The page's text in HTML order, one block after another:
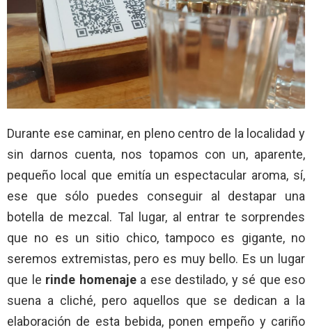
Durante ese caminar, en pleno centro de la localidad y
sin darnos cuenta, nos topamos con un, aparente,
pequeño local que emitía un espectacular aroma, sí,
ese que sólo puedes conseguir al destapar una
botella de mezcal. Tal lugar, al entrar te sorprendes
que no es un sitio chico, tampoco es gigante, no
seremos extremistas, pero es muy bello. Es un lugar
que le rinde homenajea ese destilado, y sé que eso
suena a cliché, pero aquellos que se dedican a la
elaboración de esta bebida, ponen empeño y cariño